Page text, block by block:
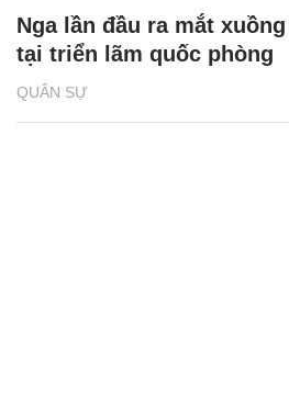
QUÂN SỰ
Nga lần đầu ra mắt
tại triển lãm quốc phòng